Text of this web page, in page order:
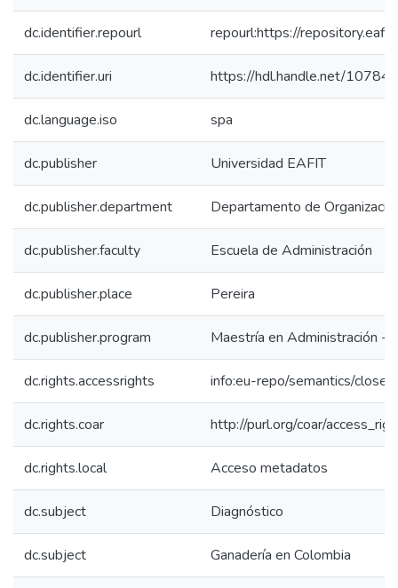
dc.identifier.repourl repourl:https://
dc.identifier.uri https://hdl.handle.net/
dc.language.iso spa
dc.publisher Universidad EAFIT
dc.publisher.department Departamento de
dc.publisher.faculty Escuela de Administración
dc.publisher.place Pereira
dc.publisher.program Maestría en Administración -
dc.rights.accessrights info:eu-repo/semantics/
dc.rights.coar http://purl.org/coar/
dc.rights.local Acceso metadatos
dc.subject Diagnóstico
dc.subject Ganadería en Colombia